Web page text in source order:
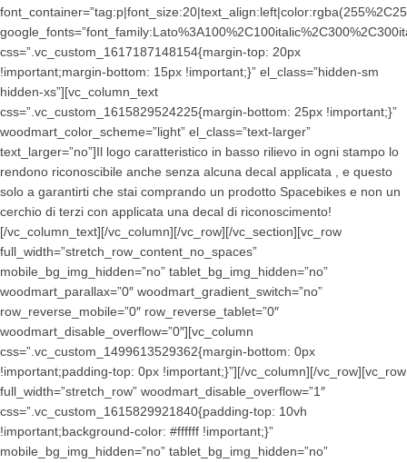
css=”.vc_custom_1617187148154{margin-top: 20px
!important;margin-bottom: 15px !important;}” el_class=”hidden-sm
hidden-xs”][vc_column_text
css=”.vc_custom_1615829524225{margin-bottom: 25px !important;}”
woodmart_color_scheme=”light” el_class=”text-larger”
text_larger=”no”]Il logo caratteristico in basso rilievo in ogni stampo lo
rendono riconoscibile anche senza alcuna decal applicata , e questo
solo a garantirti che stai comprando un prodotto Spacebikes e non un
cerchio di terzi con applicata una decal di riconoscimento!
[/vc_column_text][/vc_column][/vc_row][/vc_section][vc_row
full_width=”stretch_row_content_no_spaces”
mobile_bg_img_hidden=”no” tablet_bg_img_hidden=”no”
woodmart_parallax=”0″ woodmart_gradient_switch=”no”
row_reverse_mobile=”0″ row_reverse_tablet=”0″
woodmart_disable_overflow=”0″][vc_column
css=”.vc_custom_1499613529362{margin-bottom: 0px
!important;padding-top: 0px !important;}”][/vc_column][/vc_row][vc_row
full_width=”stretch_row” woodmart_disable_overflow=”1″
css=”.vc_custom_1615829921840{padding-top: 10vh
!important;background-color: #ffffff !important;}”
mobile_bg_img_hidden=”no” tablet_bg_img_hidden=”no”